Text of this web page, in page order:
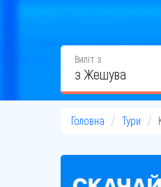
Виліт з
з Жешува
Головна Тури